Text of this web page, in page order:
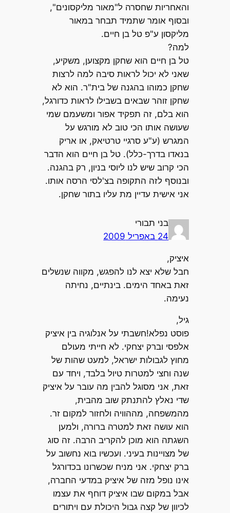
והאחריות שחסרה ל"מאור מליקסונים",
ובסוף אומר שתמיד תבחר במאור
מליקסון ע"פ טל בן חיים.
למה?
טל בן חיים הוא שחקן מקצוען, משקיע,
שאני לא יכול לראות סיבה למה לרצות
שחקן כמוהו בהגנה של בית"ר. הוא לא
שחקן זוהר שבאים בשבילו לראות כדורגל,
הוא בלם, זה תפקיד אפור ומשעמם שמי
שעושה אותו הכי טוב לא מורגש על
המגרש (ע"ע סרגיי טרטיאק, או אריק
בנאדו בדרך-כלל). טל בן חיים הוא הדבר
הכי קרוב שיש לנו ליוסי בניון, רק בהגנה.
ובנוסף לזה התקופה בצ'לסי הרסה אותו.
אני אישית עדיין מת עליו בתור שחקן.
בני תבורי
24 באפריל 2009
איציק,
חבל שלא יצא לנו להפגש, מקווה שנשלים
זאת באחד הימים. בינתיים, נחיתה
נעימה.
גיל,
פוסט נפלא!חשבתי על אנלוגיה בין איציק
אלפסי וברק יצחקי. לא חייתי מעולם
מחוץ לגבולות ישראל, למעט שהות של
שנה וחצי למטרות טיול בלבד, ויחד עם
זאת, אני מסוגל להבין מה עובר על איציק
שדי נאלץ להתנתק שוב מהבית,
מהמשפחה, מההוויה ולחזור למקום זר.
הוא עושה זאת למטרה ברורה, ולמען
השגתה הוא מוכן להקריב הרבה. זה סוג
של מצויינות בעיני. ועכשיו בוא נחשוב על
ברק יצחקי. אני מניח שכשרונו בכדורגל
אינו נופל מזה של איציק במדעי החברה,
אבל במקום שבו איציק דוחף את עצמו
לכיוון של קצה גבול היכולת עם ויתורים